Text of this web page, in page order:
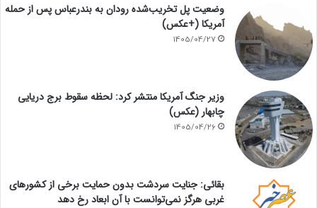
وضعیت پل تخریب‌شده رودان به بندرعباس پس از حمله
آمریکا (+عکس)
1405/04/27
وزیر جنگ آمریکا منتشر کرد: لحظه سقوط برج دریایی
چابهار (عکس)
1405/04/26
بقائی: جنایت سردشت بدون حمایت برخی از کشورهای
غربی هرگز نمی‌توانست با آن ابعاد رخ دهد